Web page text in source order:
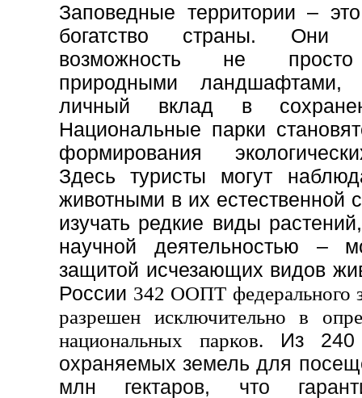
Заповедные территории –
богатство страны.
возможность не просто
природными
личный вклад в
Национальные парки
формирования
Здесь туристы могут
животными в их естественной
изучать редкие виды
научной деятельностью –
защитой исчезающих видов
России 342 ООПТ федерального
разрешен исключительно в
национальных парков. Из 240
охраняемых земель для
млн гектаров, что